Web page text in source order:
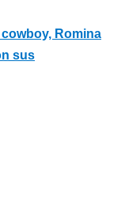
Romina
sus